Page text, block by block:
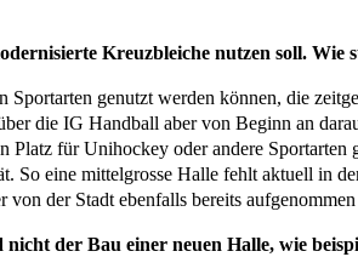
Kreuzbleiche nutzen soll. Wie
genutzt werden können, die
die IG Handball aber von Beginn an
für Unihockey oder andere
eine mittelgrosse Halle fehlt aktuell in
der Stadt ebenfalls bereits
der Bau einer neuen Halle, wie